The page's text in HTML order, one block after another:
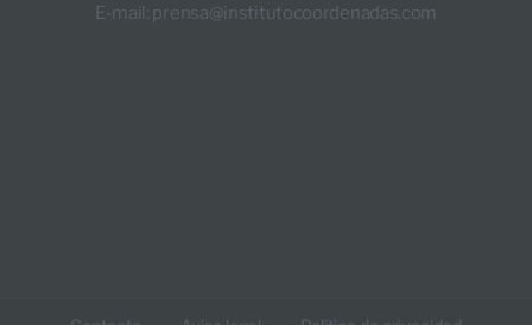
E-mail: prensa@institutocoordenadas.com